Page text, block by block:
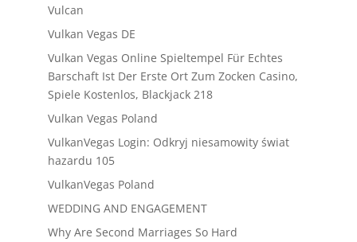
Vulcan
Vulkan Vegas DE
Vulkan Vegas Online Spieltempel Für Echtes
Barschaft Ist Der Erste Ort Zum Zocken Casino,
Spiele Kostenlos, Blackjack 218
Vulkan Vegas Poland
VulkanVegas Login: Odkryj niesamowity świat
hazardu 105
VulkanVegas Poland
WEDDING AND ENGAGEMENT
Why Are Second Marriages So Hard